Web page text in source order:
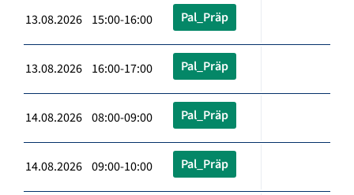
13.08.2026 15:00-16:00 Pal_Präp
13.08.2026 16:00-17:00 Pal_Präp
14.08.2026 08:00-09:00 Pal_Präp
14.08.2026 09:00-10:00 Pal_Präp